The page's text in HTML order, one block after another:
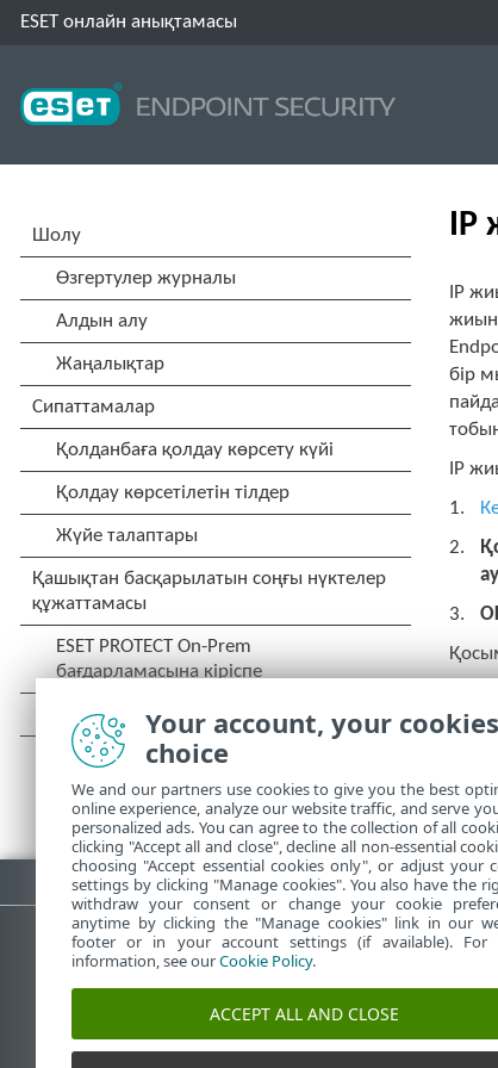
ESET онлайн анықтамасы
IP
IP
бір
IP
PDF жүктеп алу
ESET білім қоры
Your account, your cookies
choice
We and our partners use cookies to give you the best
online experience, analyze our website traffic, and serve
personalized ads. You can agree to the collection of all
clicking "Accept all and close", decline all non-essential
choosing "Accept essential cookies only", or adjust your
settings by clicking "Manage cookies". You also have the
withdraw your consent or change your cookie
anytime by clicking the "Manage cookies" link in our
footer or in your account settings (if available). For
information, see ourCookie Policy.
ACCEPT ALL AND CLOSE